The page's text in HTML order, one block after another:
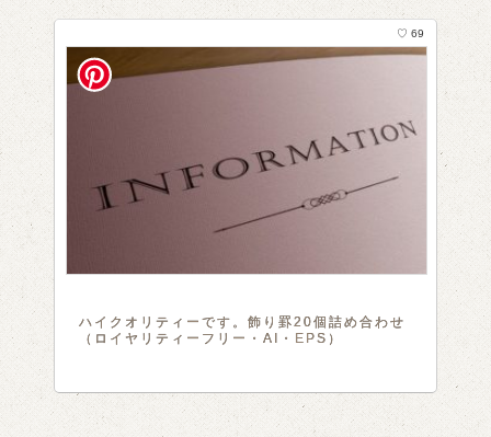
ハイクオリティーです。飾り罫20個詰め合わせ
（ロイヤリティーフリー・AI・EPS）
♡ 69